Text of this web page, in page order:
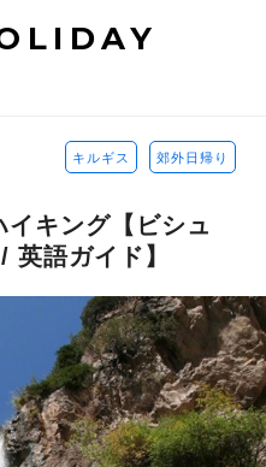
キルギス 郊外日帰り
キング【ビシュ
語ガイド】